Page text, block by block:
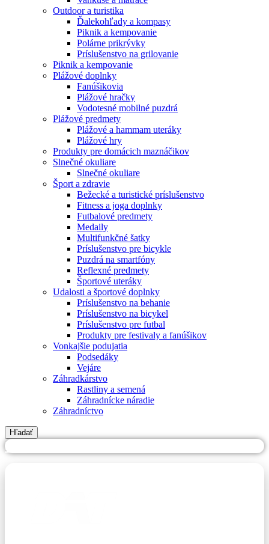
Outdoor a turistika
Ďalekohľady a kompasy
Piknik a kempovanie
Polárne prikrývky
Príslušenstvo na grilovanie
Piknik a kempovanie
Plážové doplnky
Fanúšikovia
Plážové hračky
Vodotesné mobilné puzdrá
Plážové predmety
Plážové a hammam uteráky
Plážové hry
Produkty pre domácich maznáčikov
Slnečné okuliare
Slnečné okuliare
Šport a zdravie
Bežecké a turistické príslušenstvo
Fitness a joga doplnky
Futbalové predmety
Medaily
Multifunkčné šatky
Príslušenstvo pre bicykle
Puzdrá na smartfóny
Reflexné predmety
Športové uteráky
Udalosti a športové doplnky
Príslušenstvo na behanie
Príslušenstvo na bicykel
Príslušenstvo pre futbal
Produkty pre festivaly a fanúšikov
Vonkajšie podujatia
Podsedáky
Vejáre
Záhradkárstvo
Rastliny a semená
Záhradnícke náradie
Záhradníctvo
Hľadať
PREJSŤ NA DATREKLAMA.SK